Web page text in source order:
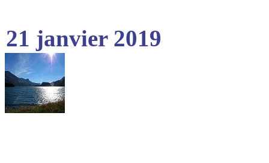
21 janvier 2019